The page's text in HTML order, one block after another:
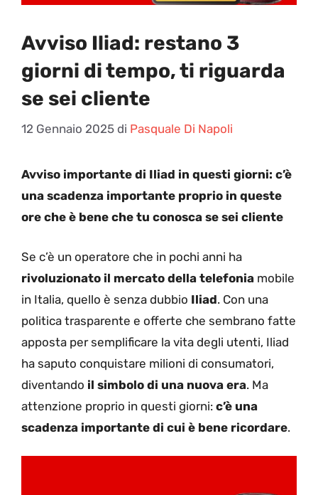
Avviso Iliad: restano 3
giorni di tempo, ti riguarda
se sei cliente
12 Gennaio 2025 di Pasquale Di Napoli
Avviso importante di Iliad in questi giorni: c’è
una scadenza importante proprio in queste
ore che è bene che tu conosca se sei cliente
Se c’è un operatore che in pochi anni ha
rivoluzionato il mercato della telefonia mobile
in Italia, quello è senza dubbio Iliad. Con una
politica trasparente e offerte che sembrano fatte
apposta per semplificare la vita degli utenti, Iliad
ha saputo conquistare milioni di consumatori,
diventando il simbolo di una nuova era. Ma
attenzione proprio in questi giorni: c’è una
scadenza importante di cui è bene ricordare.